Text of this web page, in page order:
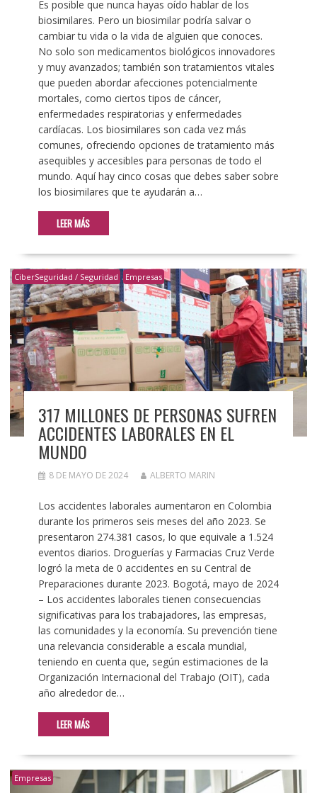
Es posible que nunca hayas oído hablar de los
biosimilares. Pero un biosimilar podría salvar o
cambiar tu vida o la vida de alguien que conoces.
No solo son medicamentos biológicos innovadores
y muy avanzados; también son tratamientos vitales
que pueden abordar afecciones potencialmente
mortales, como ciertos tipos de cáncer,
enfermedades respiratorias y enfermedades
cardíacas. Los biosimilares son cada vez más
comunes, ofreciendo opciones de tratamiento más
asequibles y accesibles para personas de todo el
mundo. Aquí hay cinco cosas que debes saber sobre
los biosimilares que te ayudarán a…
LEER MÁS
CiberSeguridad / Seguridad Empresas
317 MILLONES DE PERSONAS SUFREN
ACCIDENTES LABORALES EN EL
MUNDO
8 DE MAYO DE 2024 ALBERTO MARIN
Los accidentes laborales aumentaron en Colombia
durante los primeros seis meses del año 2023. Se
presentaron 274.381 casos, lo que equivale a 1.524
eventos diarios. Droguerías y Farmacias Cruz Verde
logró la meta de 0 accidentes en su Central de
Preparaciones durante 2023. Bogotá, mayo de 2024
– Los accidentes laborales tienen consecuencias
significativas para los trabajadores, las empresas,
las comunidades y la economía. Su prevención tiene
una relevancia considerable a escala mundial,
teniendo en cuenta que, según estimaciones de la
Organización Internacional del Trabajo (OIT), cada
año alrededor de…
LEER MÁS
Empresas